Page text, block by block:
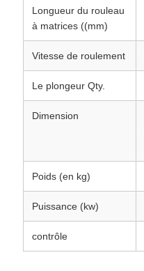
Longueur du rouleau
à matrices ((mm)
Vitesse de roulement
Le plongeur Qty.
Dimension
Poids (en kg)
Puissance (kw)
contrôle